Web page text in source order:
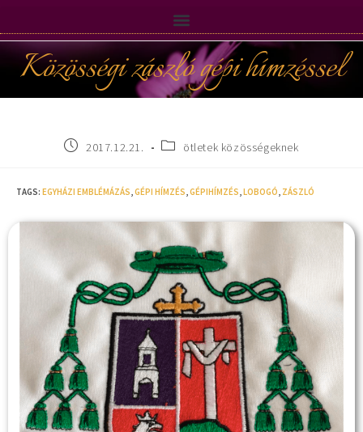
Közösségi zászló gépi hímzéssel
2017.12.21. ötletek közösségeknek
TAGS: EGYHÁZI EMBLÉMÁZÁS,GÉPI HÍMZÉS,GÉPIHÍMZÉS,LOBOGÓ, ZÁSZLÓ